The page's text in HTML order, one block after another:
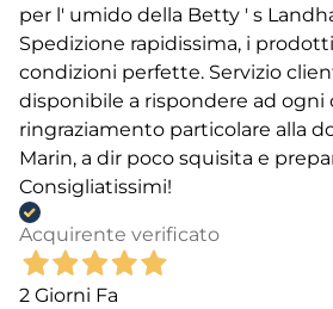
per l' umido della Betty ' s
Spedizione rapidissima, i
condizioni perfette. Servizio
disponibile a rispondere ad ogni
ringraziamento particolare alla
Marin, a dir poco squisita e
Consigliatissimi!
Acquirente verificato
2 Giorni Fa